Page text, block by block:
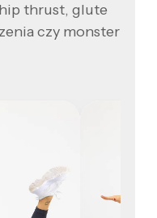
thrust, glute
czy monster